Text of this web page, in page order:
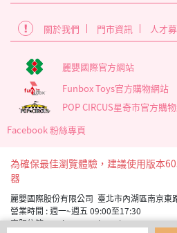
關於我們 門市資訊 人才
麗嬰國際官方網站
Funbox Toys官方購物網站
POP CIRCUS星奇市官方購
Facebook 粉絲專頁
為確保最佳瀏覽體驗，建議使用版本
器
麗嬰國際股份有限公司 臺北市內湖區南京東
營業時間 : 週一~週五 09:00至17:30
客服信箱 service_member@letoy.com.tw